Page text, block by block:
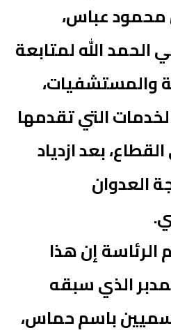
محمود عباس،
الحمد الله لمتابعة
والمستشفيات،
التي تقدمها
بعد ازدياد
العدوان
إن هذا
الذي سبقه
باسم حماس،